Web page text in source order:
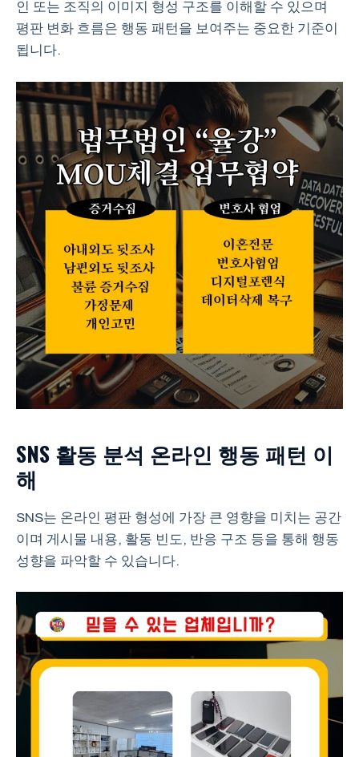
인 또는 조직의 이미지 형성 구조를 이해할 수 있으며
평판 변화 흐름은 행동 패턴을 보여주는 중요한 기준이
됩니다.
SNS 활동 분석 온라인 행동 패턴 이
해
SNS는 온라인 평판 형성에 가장 큰 영향을 미치는 공간
이며 게시물 내용, 활동 빈도, 반응 구조 등을 통해 행동
성향을 파악할 수 있습니다.